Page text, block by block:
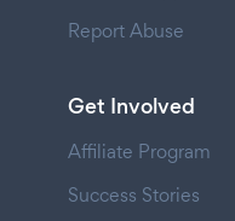
Report Abuse
Get Involved
Affiliate Program
Success Stories